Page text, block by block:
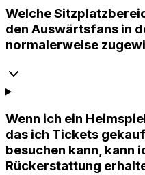
Welche
den Auswärtsfans in
normalerweise
Wenn ich ein
das ich Tickets
besuchen kann, kann
Rückerstattung